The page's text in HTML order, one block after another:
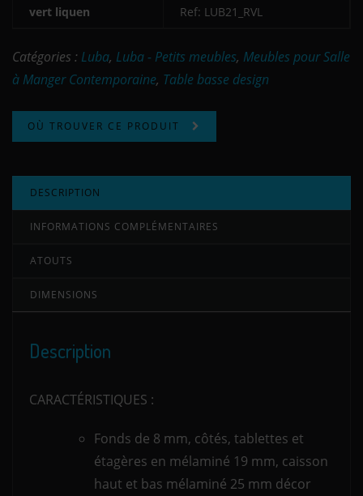
vert liquen Ref: LUB21_RVL
Catégories : Luba, Luba - Petits meubles, Meubles pour Salle
à Manger Contemporaine, Table basse design
OÙ TROUVER CE PRODUIT
DESCRIPTION
INFORMATIONS COMPLÉMENTAIRES
ATOUTS
DIMENSIONS
Description
CARACTÉRISTIQUES :
Fonds de 8 mm, côtés, tablettes et
étagères en mélaminé 19 mm, caisson
haut et bas mélaminé 25 mm décor